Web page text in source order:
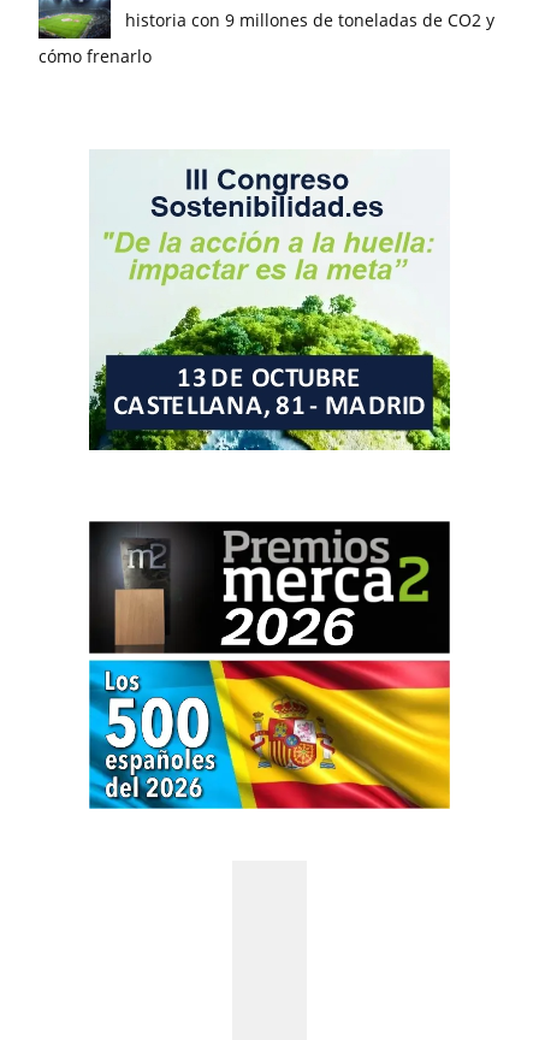
historia con 9 millones de toneladas de CO2 y
cómo frenarlo